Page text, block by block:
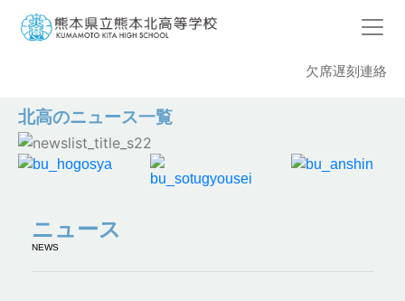
欠席遅刻連絡
北高のニュース一覧
ニュース
NEWS